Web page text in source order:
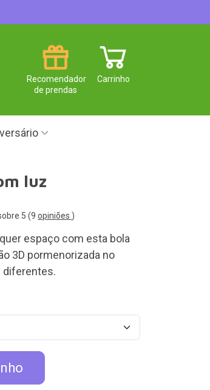
Carrinho
Recomendador
de prendas
luz
5 (9 opiniões )
espaço com esta bola
3D pormenorizada no
diferentes.